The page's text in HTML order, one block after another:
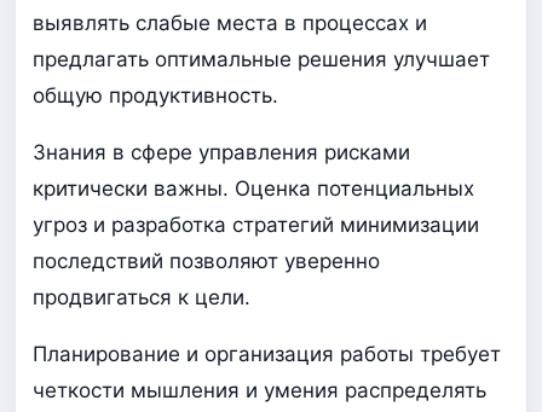
выявлять слабые места в процессах и
предлагать оптимальные решения улучшает
общую продуктивность.
Знания в сфере управления рисками
критически важны. Оценка потенциальных
угроз и разработка стратегий минимизации
последствий позволяют уверенно
продвигаться к цели.
Планирование и организация работы требует
четкости мышления и умения распределять